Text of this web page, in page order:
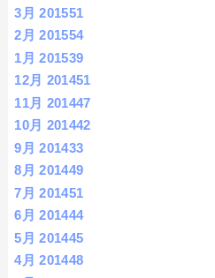
3月 201551
2月 201554
1月 201539
12月 201451
11月 201447
10月 201442
9月 201433
8月 201449
7月 201451
6月 201444
5月 201445
4月 201448